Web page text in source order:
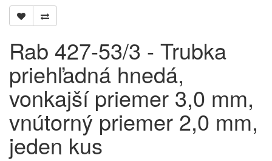
Rab 427-53/3 - Trubka
priehľadná hnedá,
vonkajší priemer 3,0 mm,
vnútorný priemer 2,0 mm,
jeden kus